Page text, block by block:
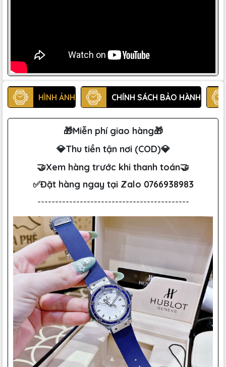
HÌNH ẢNH CHÍNH SÁCH BẢO HÀNH
🎁Miễn phí giao hàng🎁
💎Thu tiền tận nơi (COD)💎
🤝Xem hàng trước khi thanh toán🤝
✅Đặt hàng ngay tại Zalo 0766938983
-------------------------------------------